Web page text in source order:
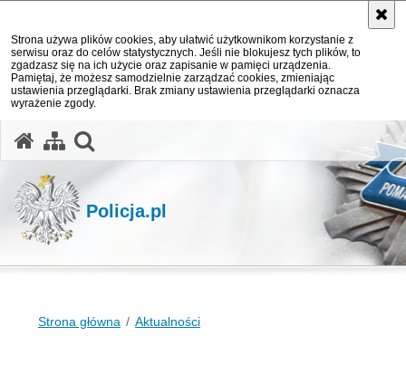
Strona używa plików cookies, aby ułatwić użytkownikom korzystanie z
serwisu oraz do celów statystycznych. Jeśli nie blokujesz tych plików, to
zgadzasz się na ich użycie oraz zapisanie w pamięci urządzenia.
Pamiętaj, że możesz samodzielnie zarządzać cookies, zmieniając
ustawienia przeglądarki. Brak zmiany ustawienia przeglądarki oznacza
wyrażenie zgody.
Policja.pl
Strona główna Aktualności